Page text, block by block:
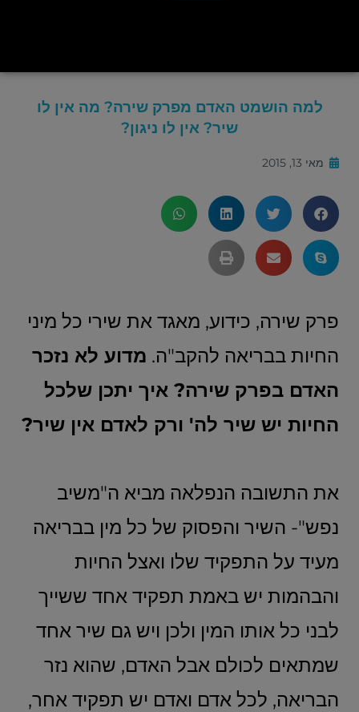
למה הושמט האדם מפרק שירה? מה אין לו
שיר? אין לו ניגון?
מאי 13, 2015
פרק שירה, כידוע, מאגד את שירי כל מיני
החיות בבריאה להקב"ה. מדוע לא נזכר
האדם בפרק שירה? איך יתכן שלכל
החיות יש שיר לה' ורק לאדם אין שיר?
את התשובה הנפלאה מביא ה"משיב
נפש"- השיר והפסוק של כל מין בבריאה
מעיד על התפקיד שלו ואצל החיות
והבהמות יש באמת תפקיד אחד ששייך
לבני כל אותו המין ולכן ויש גם שיר אחד
שמתאים לכולם אבל האדם, שהוא נזר
הבריאה, לכל אדם ואדם יש תפקיד אחר,